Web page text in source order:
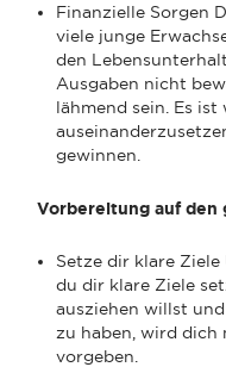
Finanzielle Sorgen
viele junge
den
Ausgaben nicht
lähmend sein. Es
gewinnen.
Vorbereitung auf den
Setze dir klare
du dir klare Ziele
ausziehen willst
zu haben, wird
vorgeben.